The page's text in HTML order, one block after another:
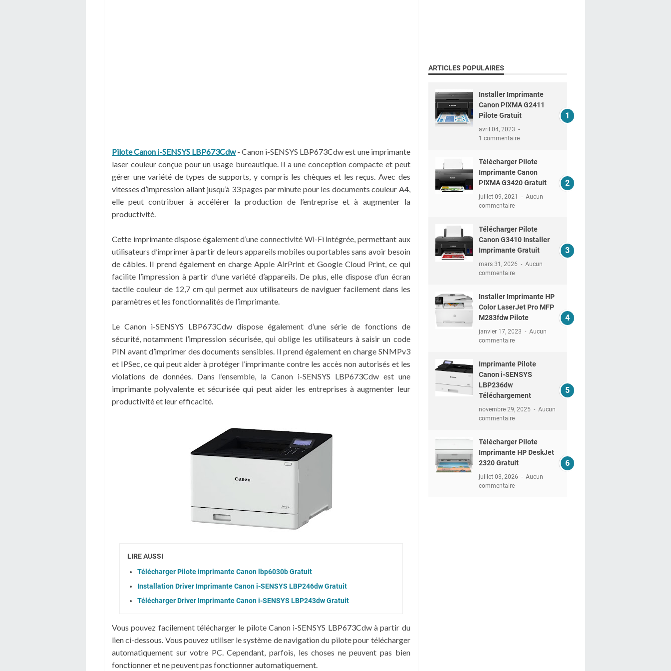
Pilote Canon i-SENSYS LBP673Cdw -Canon i-SENSYS LBP673Cdw est une imprimante
laser couleur conçue pour un usage bureautique. Il a une conception compacte et peut
gérer une variété de types de supports, y compris les chèques et les reçus. Avec des
vitesses d’impression allant jusqu’à 33 pages par minute pour les documents couleur A4,
elle peut contribuer à accélérer la production de l’entreprise et à augmenter la
productivité.
Cette imprimante dispose également d’une connectivité Wi-Fi intégrée, permettant aux
utilisateurs d’imprimer à partir de leurs appareils mobiles ou portables sans avoir besoin
de câbles. Il prend également en charge Apple AirPrint et Google Cloud Print, ce qui
facilite l’impression à partir d’une variété d’appareils. De plus, elle dispose d’un écran
tactile couleur de 12,7 cm qui permet aux utilisateurs de naviguer facilement dans les
paramètres et les fonctionnalités de l’imprimante.
Le Canon i-SENSYS LBP673Cdw dispose également d’une série de fonctions de
sécurité, notamment l’impression sécurisée, qui oblige les utilisateurs à saisir un code
PIN avant d’imprimer des documents sensibles. Il prend également en charge SNMPv3
et IPSec, ce qui peut aider à protéger l’imprimante contre les accès non autorisés et les
violations de données. Dans l’ensemble, la Canon i-SENSYS LBP673Cdw est une
imprimante polyvalente et sécurisée qui peut aider les entreprises à augmenter leur
productivité et leur efficacité.
LIRE AUSSI
Télécharger Pilote imprimante Canon lbp6030b Gratuit
Installation Driver Imprimante Canon i-SENSYS LBP246dw Gratuit
Télécharger Driver Imprimante Canon i-SENSYS LBP243dw Gratuit
Vous pouvez facilement télécharger le pilote Canon i-SENSYS LBP673Cdw à partir du
lien ci-dessous. Vous pouvez utiliser le système de navigation du pilote pour télécharger
automatiquement sur votre PC. Cependant, parfois, les choses ne peuvent pas bien
fonctionner et ne peuvent pas fonctionner automatiquement.
ARTICLES POPULAIRES
Installer Imprimante
Canon PIXMA G2411
Pilote Gratuit
avril 04, 2023
1 commentaire
Télécharger Pilote
Imprimante Canon
PIXMA G3420 Gratuit
juillet 09, 2021
Aucun
commentaire
Télécharger Pilote
Canon G3410 Installer
Imprimante Gratuit
mars 31, 2026
Aucun
commentaire
Installer Imprimante HP
Color LaserJet Pro MFP
M283fdw Pilote
janvier 17, 2023
Aucun
commentaire
Imprimante Pilote
Canon i-SENSYS
LBP236dw
Téléchargement
novembre 29, 2025
Aucun
commentaire
Télécharger Pilote
Imprimante HP DeskJet
2320 Gratuit
juillet 03, 2026
Aucun
commentaire